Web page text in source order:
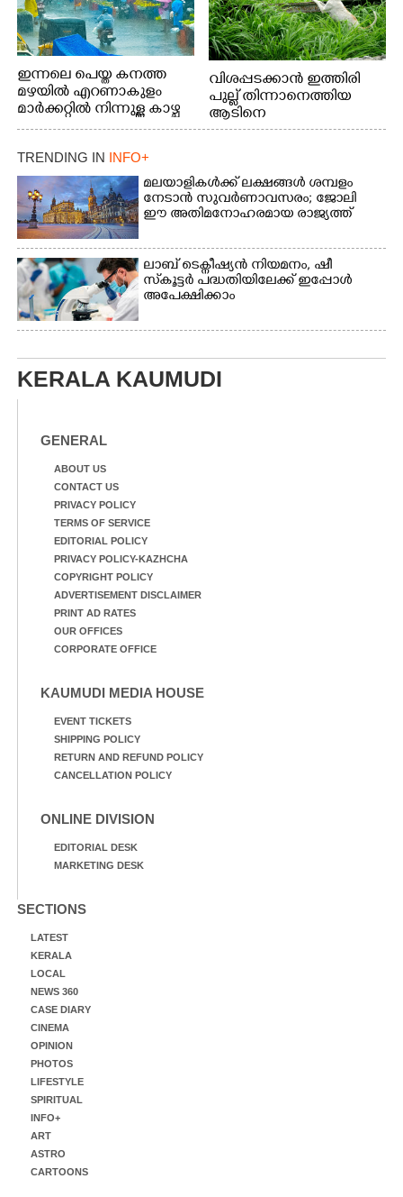
ഇന്നലെ പെയ്ത കനത്ത
മഴയിൽ എറണാകുളം
മാർക്കറ്റിൽ നിന്നുള്ള കാഴ്ച
വിശപ്പടക്കാൻ ഇത്തിരി
പുല്ല് തിന്നാനെത്തിയ
ആടിനെ
ആക്രമിക്കാനൊരുങ്ങുന്ന
വാത്തുരുത്തിയിൽ
നിന്നുള്ള കാഴ്ച
TRENDING IN INFO+
മലയാളികൾക്ക് ലക്ഷങ്ങൾ ശമ്പളം
നേടാൻ സുവർണാവസരം; ജോലി
ഈ അതിമനോഹരമായ രാജ്യത്ത്
ലാബ് ടെക്നീഷ്യൻ നിയമനം, ഷീ
സ്‌കൂട്ടർ പദ്ധതിയിലേക്ക് ഇപ്പോൾ
അപേക്ഷിക്കാം
KERALA KAUMUDI
GENERAL
ABOUT US
CONTACT US
PRIVACY POLICY
TERMS OF SERVICE
EDITORIAL POLICY
PRIVACY POLICY-KAZHCHA
COPYRIGHT POLICY
ADVERTISEMENT DISCLAIMER
PRINT AD RATES
OUR OFFICES
CORPORATE OFFICE
KAUMUDI MEDIA HOUSE
EVENT TICKETS
SHIPPING POLICY
RETURN AND REFUND POLICY
CANCELLATION POLICY
ONLINE DIVISION
EDITORIAL DESK
MARKETING DESK
SECTIONS
LATEST
KERALA
LOCAL
NEWS 360
CASE DIARY
CINEMA
OPINION
PHOTOS
LIFESTYLE
SPIRITUAL
INFO+
ART
ASTRO
CARTOONS